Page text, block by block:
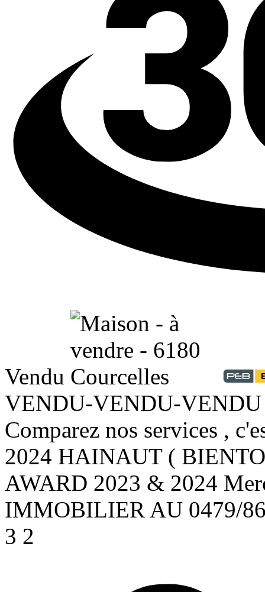
Vendu
VENDU-VENDU-VENDU
Comparez nos services ,
2024 HAINAUT (
AWARD 2023 & 2024
IMMOBILIER AU 0479/
3 2